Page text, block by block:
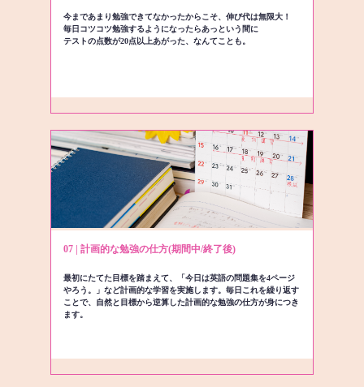
今まであまり勉強できてなかったからこそ、伸び代は無限大！
毎日コツコツ勉強するようになったらあっという間に
テストの点数が20点以上あがった、なんてことも。
07 | 計画的な勉強の仕方(期間中/終了後)
最初にたてた目標を踏まえて、「今日は英語の問題集を4ページ
やろう。」など計画的な学習を実施します。毎日これを繰り返す
ことで、自然と目標から逆算した計画的な勉強の仕方が身につき
ます。